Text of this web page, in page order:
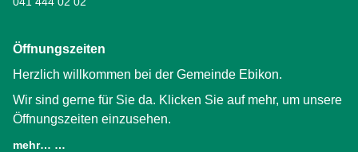
Öffnungszeiten
Herzlich willkommen bei der Gemeinde Ebikon.
Wir sind gerne für Sie da. Klicken Sie auf mehr, um unsere
Öffnungszeiten einzusehen.
mehr… …